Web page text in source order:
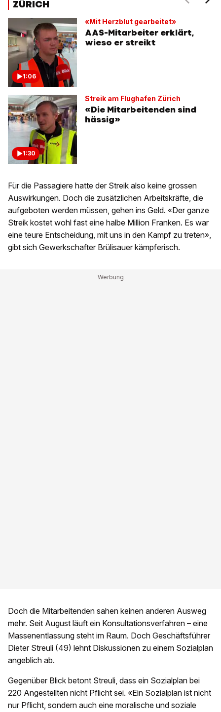
ZÜRICH
1:06
«Mit Herzblut gearbeitet»
AAS-Mitarbeiter erklärt,
wieso er streikt
1:30
Streik am Flughafen Zürich
«Die Mitarbeitenden sind
hässig»
Für die Passagiere hatte der Streik also keine grossen
Auswirkungen. Doch die zusätzlichen Arbeitskräfte, die
aufgeboten werden müssen, gehen ins Geld. «Der ganze
Streik kostet wohl fast eine halbe Million Franken. Es war
eine teure Entscheidung, mit uns in den Kampf zu treten»,
gibt sich Gewerkschafter Brülisauer kämpferisch.
Doch die Mitarbeitenden sahen keinen anderen Ausweg
mehr. Seit August läuft ein Konsultationsverfahren – eine
Massenentlassung steht im Raum. Doch Geschäftsführer
Dieter Streuli (49) lehnt Diskussionen zu einem Sozialplan
angeblich ab.
Gegenüber Blick betont Streuli, dass ein Sozialplan bei
220 Angestellten nicht Pflicht sei. «Ein Sozialplan ist nicht
nur Pflicht, sondern auch eine moralische und soziale